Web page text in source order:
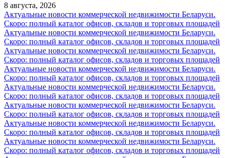
8 августа, 2026
Актуальные новости коммерческой недвижимости Беларуси.
Скоро: полный каталог офисов, складов и торговых площадей
Актуальные новости коммерческой недвижимости Беларуси.
Скоро: полный каталог офисов, складов и торговых площадей
Актуальные новости коммерческой недвижимости Беларуси.
Скоро: полный каталог офисов, складов и торговых площадей
Актуальные новости коммерческой недвижимости Беларуси.
Скоро: полный каталог офисов, складов и торговых площадей
Актуальные новости коммерческой недвижимости Беларуси.
Скоро: полный каталог офисов, складов и торговых площадей
Актуальные новости коммерческой недвижимости Беларуси.
Скоро: полный каталог офисов, складов и торговых площадей
Актуальные новости коммерческой недвижимости Беларуси.
Скоро: полный каталог офисов, складов и торговых площадей
Актуальные новости коммерческой недвижимости Беларуси.
Скоро: полный каталог офисов, складов и торговых площадей